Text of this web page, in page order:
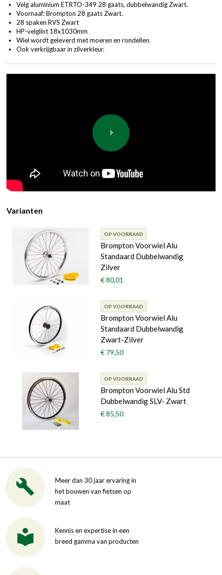
Velg aluminium ETRTO-349 28 gaats, dubbelwandig Zwart.
Voornaaf: Brompton 28 gaats Zwart.
28 spaken RVS Zwart
HP-velglint 18x1030mm
Wiel wordt geleverd met moeren en rondellen.
Ook verkrijgbaar in zilverkleur.
Varianten
OP VOORRAAD
Brompton Voorwiel Alu
Standaard Dubbelwandig
Zilver
€ 80,01
OP VOORRAAD
Brompton Voorwiel Alu
Standaard Dubbelwandig
Zwart-Zilver
€ 79,50
OP VOORRAAD
Brompton Voorwiel Alu Std
Dubbelwandig SLV- Zwart
€ 85,50
Meer dan 30 jaar ervaring in
het bouwen van fietsen op
maat
Kennis en expertise in een
breed gamma van producten